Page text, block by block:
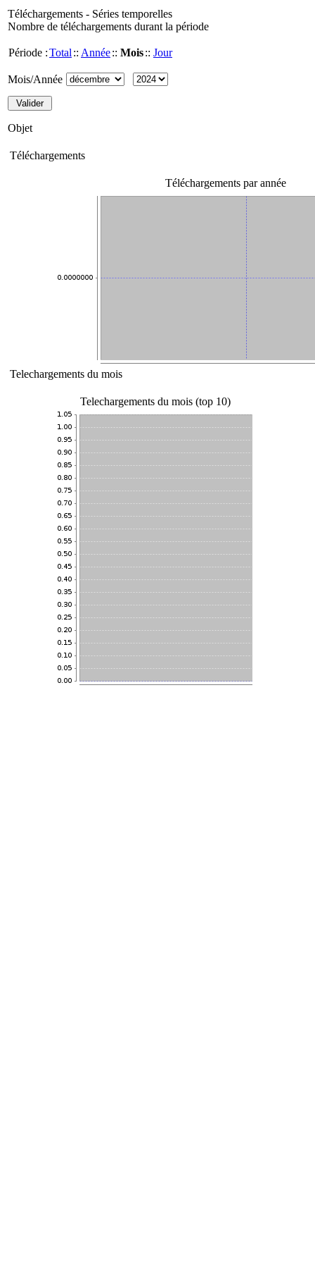
Téléchargements - Séries temporelles
Nombre de téléchargements durant la période
Période :Total :: Année:: Mois:: Jour
Mois/Année
Objet
Téléchargements
Téléchargements par année
Telechargements du mois
Telechargements du mois (top 10)